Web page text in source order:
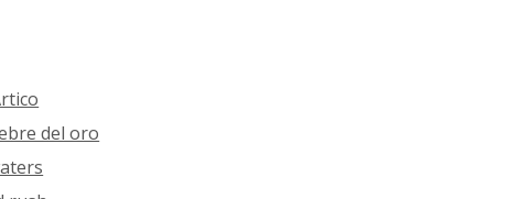
del oro